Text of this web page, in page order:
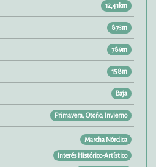
12,41km
873m
789m
158m
Baja
Primavera, Otoño, Invierno
Marcha Nórdica
Interés Histórico-Artístico